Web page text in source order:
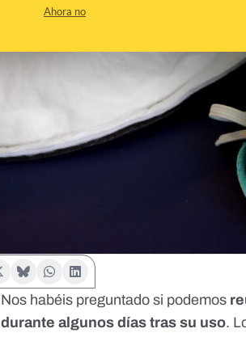
Ahora no
Nos habéis preguntado si podemos
durante algunos días tras su uso.